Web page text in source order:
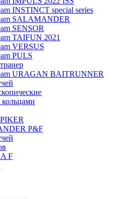
INSTINCT special series
SALAMANDER
SENSOR
TAIFUN 2021
VERSUS
PULS
URAGAN BAITRUNNER
P&F
F